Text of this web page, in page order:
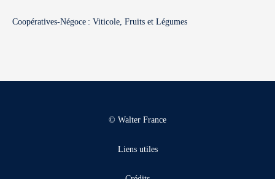
Coopératives-Négoce : Viticole, Fruits et Légumes
© Walter France
Liens utiles